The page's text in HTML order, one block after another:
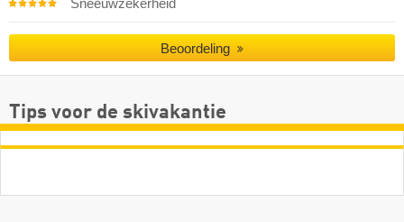
Sneeuwzekerheid
Beoordeling
Tips voor de skivakantie